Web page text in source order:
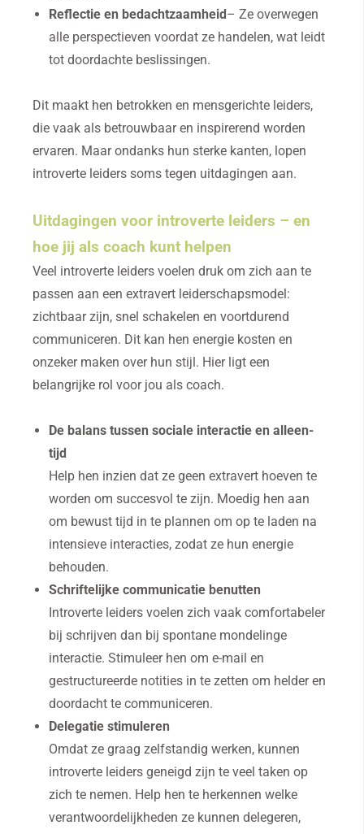
Reflectie en bedachtzaamheid– Ze overwegen
alle perspectieven voordat ze handelen, wat leidt
tot doordachte beslissingen.
Dit maakt hen betrokken en mensgerichte leiders,
die vaak als betrouwbaar en inspirerend worden
ervaren. Maar ondanks hun sterke kanten, lopen
introverte leiders soms tegen uitdagingen aan.
Uitdagingen voor introverte leiders – en
hoe jij als coach kunt helpen
Veel introverte leiders voelen druk om zich aan te
passen aan een extravert leiderschapsmodel:
zichtbaar zijn, snel schakelen en voortdurend
communiceren. Dit kan hen energie kosten en
onzeker maken over hun stijl. Hier ligt een
belangrijke rol voor jou als coach.
De balans tussen sociale interactie en alleen-
tijd
Help hen inzien dat ze geen extravert hoeven te
worden om succesvol te zijn. Moedig hen aan
om bewust tijd in te plannen om op te laden na
intensieve interacties, zodat ze hun energie
behouden.
Schriftelijke communicatie benutten
Introverte leiders voelen zich vaak comfortabeler
bij schrijven dan bij spontane mondelinge
interactie. Stimuleer hen om e-mail en
gestructureerde notities in te zetten om helder en
doordacht te communiceren.
Delegatie stimuleren
Omdat ze graag zelfstandig werken, kunnen
introverte leiders geneigd zijn te veel taken op
zich te nemen. Help hen te herkennen welke
verantwoordelijkheden ze kunnen delegeren,